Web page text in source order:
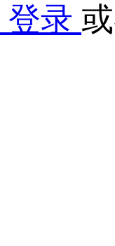
登录